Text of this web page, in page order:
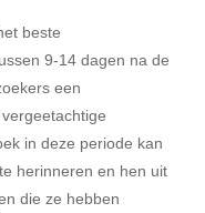
beste
9-14 dagen na de
een
in deze periode kan
herinneren en hen uit
die ze hebben